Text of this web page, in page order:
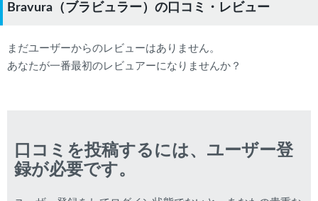
Bravura（ブラビュラー）の口コミ・レビュー
まだユーザーからのレビューはありません。
あなたが一番最初のレビュアーになりませんか？
口コミを投稿するには、ユーザー登
録が必要です。